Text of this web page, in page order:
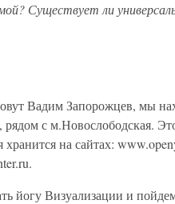
Существует ли
Вадим Запорожцев, мы
с м.Новослободская.
на сайтах:
йогу Визуализации и